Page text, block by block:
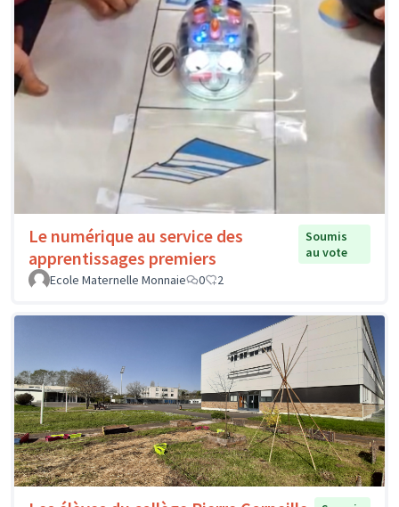
Le numérique au service des
apprentissages premiers
Soumis
au vote
Ecole Maternelle Monnaie
0 2